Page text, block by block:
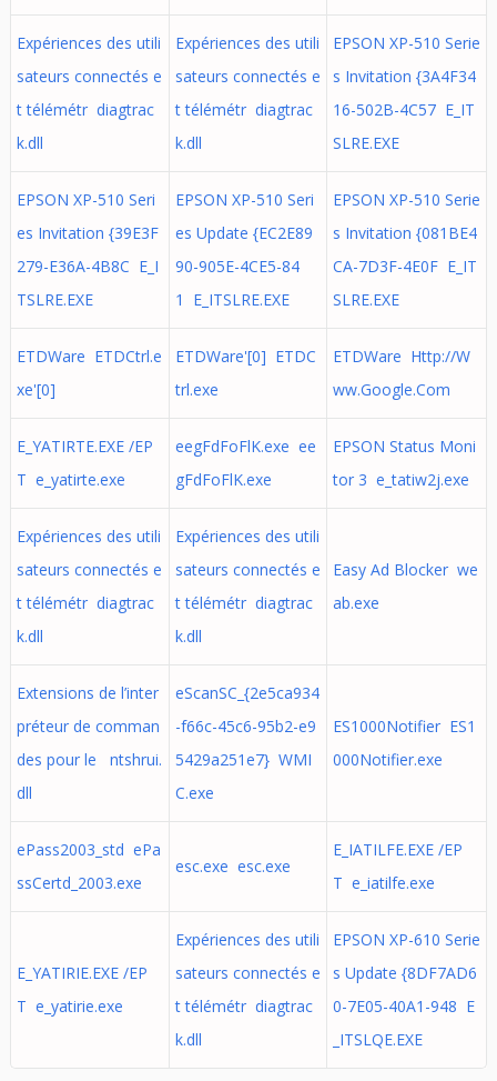
Expériences des utili
sateurs connectés e
t télémétr diagtrac
k.dll
Expériences des utili
sateurs connectés e
t télémétr diagtrac
k.dll
EPSON XP-510 Serie
s Invitation {3A4F34
16-502B-4C57 E_IT
SLRE.EXE
EPSON XP-510 Seri
es Invitation {39E3F
279-E36A-4B8C E_I
TSLRE.EXE
EPSON XP-510 Seri
es Update {EC2E89
90-905E-4CE5-84
1 E_ITSLRE.EXE
EPSON XP-510 Serie
s Invitation {081BE4
CA-7D3F-4E0F E_IT
SLRE.EXE
ETDWare ETDCtrl.e
xe'[0]
ETDWare'[0] ETDC
trl.exe
ETDWare Http://W
ww.Google.Com
E_YATIRTE.EXE /EP
T e_yatirte.exe
eegFdFoFlK.exe ee
gFdFoFlK.exe
EPSON Status Moni
tor 3 e_tatiw2j.exe
Expériences des utili
sateurs connectés e
t télémétr diagtrac
k.dll
Expériences des utili
sateurs connectés e
t télémétr diagtrac
k.dll
Easy Ad Blocker we
ab.exe
Extensions de l’inter
préteur de comman
des pour le ntshrui.
dll
eScanSC_{2e5ca934
-f66c-45c6-95b2-e9
5429a251e7} WMI
C.exe
ES1000Notifier ES1
000Notifier.exe
ePass2003_std ePa
ssCertd_2003.exe
esc.exe esc.exe
E_IATILFE.EXE /EP
T e_iatilfe.exe
E_YATIRIE.EXE /EP
T e_yatirie.exe
Expériences des utili
sateurs connectés e
t télémétr diagtrac
k.dll
EPSON XP-610 Serie
s Update {8DF7AD6
0-7E05-40A1-948 E
_ITSLQE.EXE